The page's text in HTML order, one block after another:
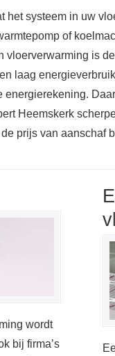
het systeem in uw
of
vloerverwarming is
laag
energierekening.
Heemskerk
prijs van aanschaf
wordt
bij firma’s